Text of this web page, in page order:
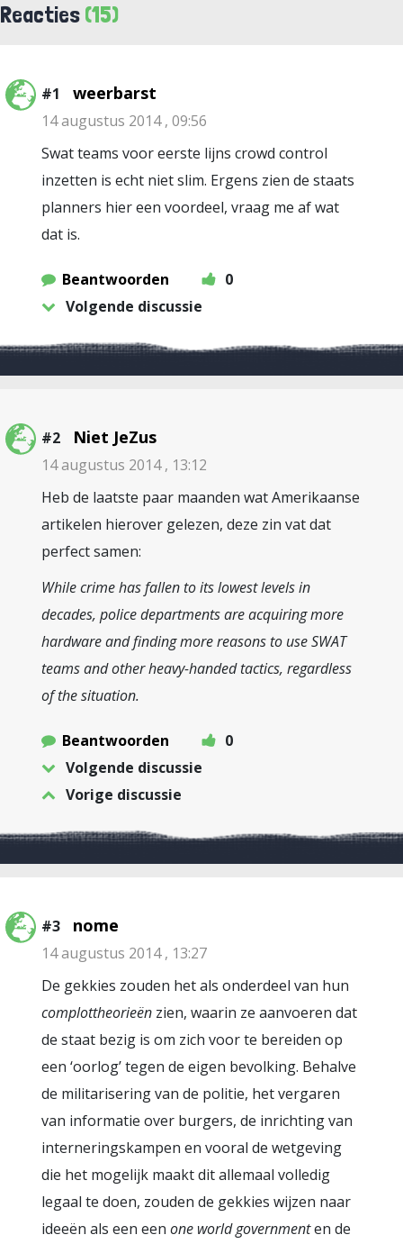
Reacties (15)
#1 weerbarst
14 augustus 2014 , 09:56
Swat teams voor eerste lijns crowd control
inzetten is echt niet slim. Ergens zien de staats
planners hier een voordeel, vraag me af wat
dat is.
Beantwoorden
0
Volgende discussie
#2 Niet JeZus
14 augustus 2014 , 13:12
Heb de laatste paar maanden wat Amerikaanse
artikelen hierover gelezen, deze zin vat dat
perfect samen:
While crime has fallen to its lowest levels in
decades, police departments are acquiring more
hardware and finding more reasons to use SWAT
teams and other heavy-handed tactics, regardless
of the situation.
Beantwoorden
0
Volgende discussie
Vorige discussie
#3 nome
14 augustus 2014 , 13:27
De gekkies zouden het als onderdeel van hun
complottheorieën zien, waarin ze aanvoeren dat
de staat bezig is om zich voor te bereiden op
een ‘oorlog’ tegen de eigen bevolking. Behalve
de militarisering van de politie, het vergaren
van informatie over burgers, de inrichting van
interneringskampen en vooral de wetgeving
die het mogelijk maakt dit allemaal volledig
legaal te doen, zouden de gekkies wijzen naar
ideeën als een een one world governmenten de